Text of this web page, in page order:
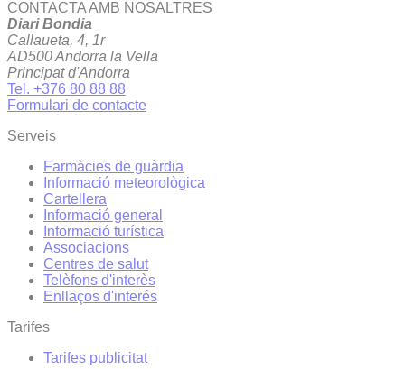
CONTACTA AMB NOSALTRES
Diari Bondia
Callaueta, 4, 1r
AD500 Andorra la Vella
Principat d'Andorra
Tel. +376 80 88 88
Formulari de contacte
Serveis
Farmàcies de guàrdia
Informació meteorològica
Cartellera
Informació general
Informació turística
Associacions
Centres de salut
Telèfons d'interès
Enllaços d'interés
Tarifes
Tarifes publicitat